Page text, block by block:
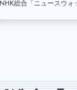
NHK総合「ニュースウォ